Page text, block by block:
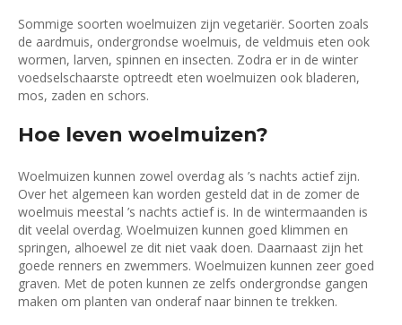
Sommige soorten woelmuizen zijn vegetariër. Soorten zoals
de aardmuis, ondergrondse woelmuis, de veldmuis eten ook
wormen, larven, spinnen en insecten. Zodra er in de winter
voedselschaarste optreedt eten woelmuizen ook bladeren,
mos, zaden en schors.
Hoe leven woelmuizen?
Woelmuizen kunnen zowel overdag als ’s nachts actief zijn.
Over het algemeen kan worden gesteld dat in de zomer de
woelmuis meestal ’s nachts actief is. In de wintermaanden is
dit veelal overdag. Woelmuizen kunnen goed klimmen en
springen, alhoewel ze dit niet vaak doen. Daarnaast zijn het
goede renners en zwemmers. Woelmuizen kunnen zeer goed
graven. Met de poten kunnen ze zelfs ondergrondse gangen
maken om planten van onderaf naar binnen te trekken.